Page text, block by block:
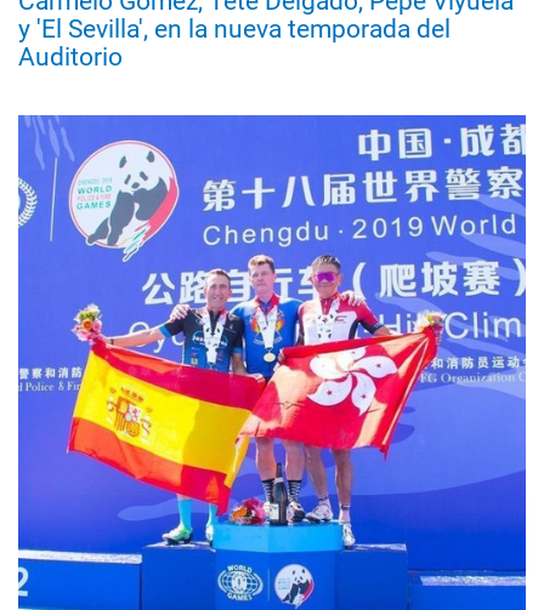
y 'El Sevilla', en la nueva temporada del
Auditorio